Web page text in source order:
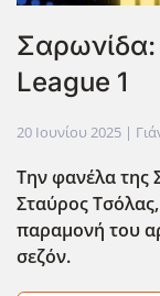
League 1
20 Ιουνίου 2025 |
Την φανέλα της
Σταύρος
παραμονή του
σεζόν.